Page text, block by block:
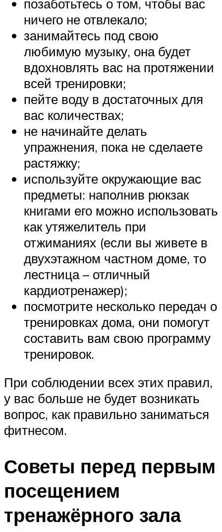
позаботьтесь о том, чтобы вас
ничего не отвлекало;
занимайтесь под свою
любимую музыку, она будет
вдохновлять вас на протяжении
всей тренировки;
пейте воду в достаточных для
вас количествах;
не начинайте делать
упражнения, пока не сделаете
растяжку;
используйте окружающие вас
предметы: наполнив рюкзак
книгами его можно использовать
как утяжелитель при
отжиманиях (если вы живете в
двухэтажном частном доме, то
лестница – отличный
кардиотренажер);
посмотрите несколько передач о
тренировках дома, они помогут
составить вам свою программу
тренировок.
При соблюдении всех этих правил,
у вас больше не будет возникать
вопрос, как правильно заниматься
фитнесом.
Советы перед первым
посещением
тренажёрного зала